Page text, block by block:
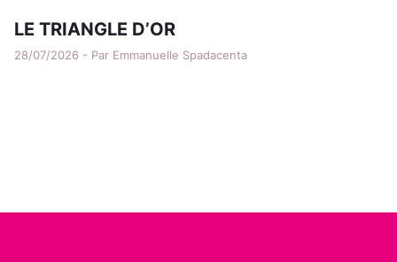
LE TRIANGLE D’OR
28/07/2026 - Par Emmanuelle Spadacenta